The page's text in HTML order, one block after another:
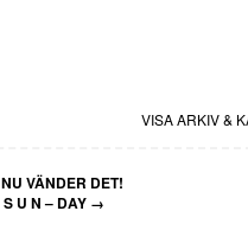
VISA ARKIV &
NU VÄNDER DET!
S U N – DAY →